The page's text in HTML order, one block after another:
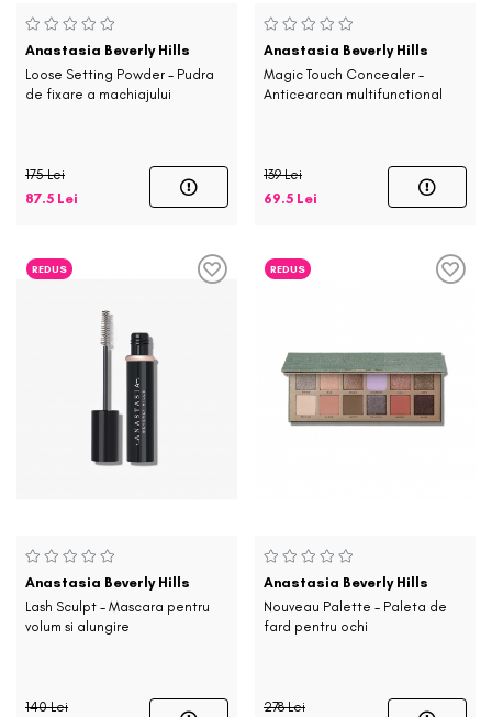
Anastasia Beverly Hills
Loose Setting Powder - Pudra
de fixare a machiajului
175 Lei
87.5 Lei
Anastasia Beverly Hills
Magic Touch Concealer -
Anticearcan multifunctional
139 Lei
69.5 Lei
REDUS
Anastasia Beverly Hills
Lash Sculpt - Mascara pentru
volum si alungire
140 Lei
REDUS
Anastasia Beverly Hills
Nouveau Palette - Paleta de
fard pentru ochi
278 Lei